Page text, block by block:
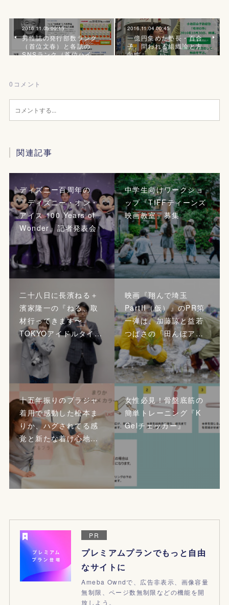
2016.11.05 00:15
男性誌の発行部数ランク
（首位文春）と各誌の
SNSランク（首位ハイ…
2016.11.04 00:45
一億円集めた塾長・百合
子、問われる組織論と方
向性
0 コメント
関連記事
ディズニー百周年の
『ディズニー・オン・
アイス 100 Years of
Wonder』記者発表会
中学生向けワークショ
ップ『TIFFティーンズ
映画教室』募集
二十八日に長濱ねる＋
濱家隆一の『ねる、取
材行ってきます〜
TOKYOアイドルタイ…
映画『翔んで埼玉
PartII（仮）』のPR第
一弾は、加藤諒と益若
つばさの「田んぼア…
十五年振りのブラジャ
着用で感動した松本ま
りか、ハグされてる感
覚と新たな着け心地…
女性必見！骨盤底筋の
簡単トレーニング『K
Gelチェッカー』
PR
プレミアムプランでもっと自由
なサイトに
Ameba Owndで、広告非表示、画像容量
無制限、ページ数無制限などの機能を開
放しよう。